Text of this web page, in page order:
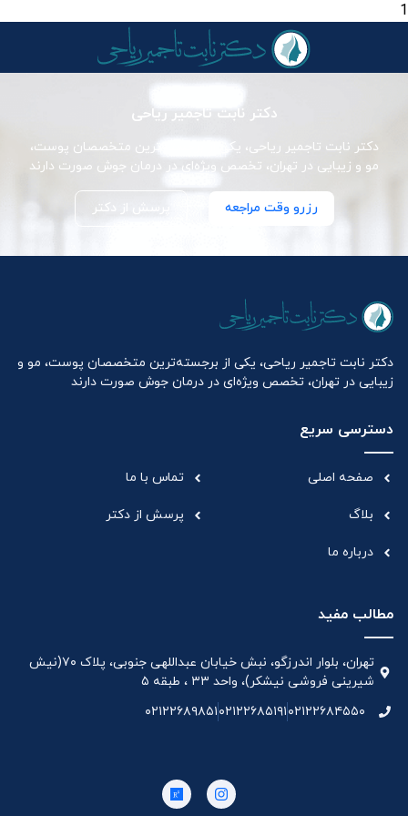
1
دکتر نابت تاجمیر ریاحی
دکتر نابت تاجمیر ریاحی، یکی از برجسته‌ترین متخصصان پوست،
مو و زیبایی در تهران، تخصص ویژه‌ای در درمان جوش صورت دارند
رزرو وقت مراجعه پرسش از دکتر
دکتر نابت تاجمیر ریاحی، یکی از برجسته‌ترین متخصصان پوست، مو و
زیبایی در تهران، تخصص ویژه‌ای در درمان جوش صورت دارند
دسترسی سریع
صفحه اصلی
بلاگ
درباره ما
تماس با ما
پرسش از دکتر
مطالب مفید
تهران، بلوار اندرزگو، نبش خیابان عبداللهی جنوبی، پلاک ۷۰(نیش
شیرینی فروشی نیشکر)، واحد ۳۳ ، طبقه ۵
۰۲۱۲۲۶۸۴۵۵۰۰۲۱۲۲۶۸۵۱۹۱۰۲۱۲۲۶۸۹۸۵۱